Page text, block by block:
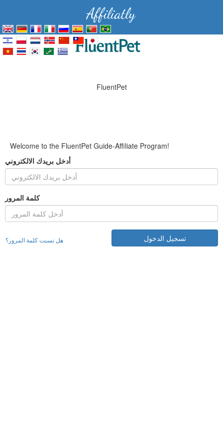
FluentPet
Welcome to the FluentPet Guide-Affiliate Program!
أدخل بريدك الالكتروني
كلمة المرور
تسجيل الدخول هل نسبت كلمة المرور؟